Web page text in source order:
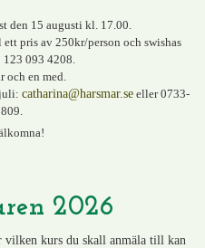
den 15 augusti kl. 17.00.
pris av 250kr/person och swishas
093 4208.
och en med.
catharina@harsmar.se eller 0733-
2026
vilken kurs du skall anmäla till kan